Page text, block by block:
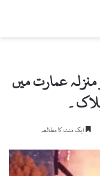
عمارت میں
ایک منٹ کا مطالعہ